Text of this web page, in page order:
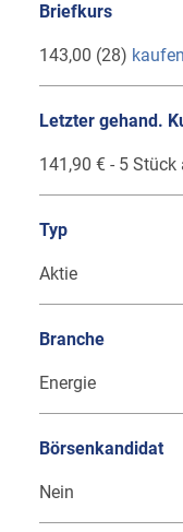
Briefkurs
143,00 (28) kaufen
Letzter gehand.
141,90 € - 5
Typ
Aktie
Branche
Energie
Börsenkandidat
Nein